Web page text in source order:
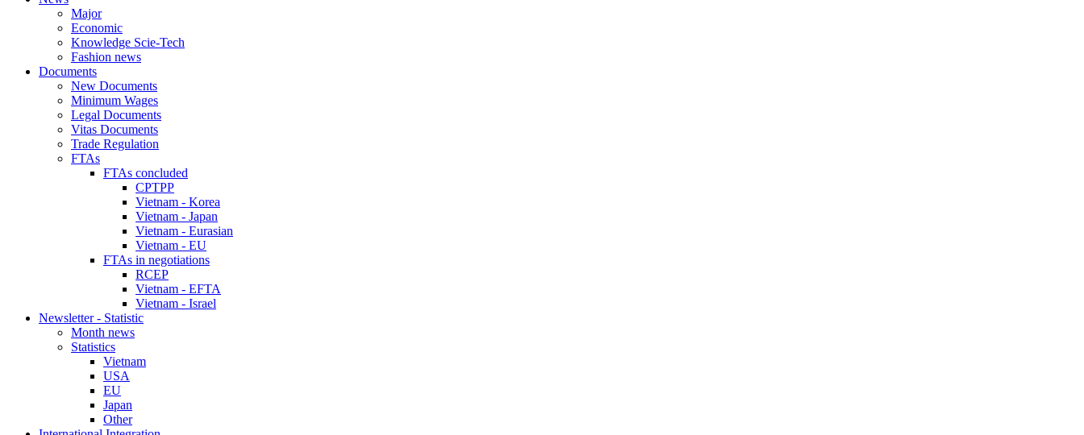
Major
Economic
Knowledge Scie-Tech
Fashion news
Documents
New Documents
Minimum Wages
Legal Documents
Vitas Documents
Trade Regulation
FTAs
FTAs concluded
CPTPP
Vietnam - Korea
Vietnam - Japan
Vietnam - Eurasian
Vietnam - EU
FTAs in negotiations
RCEP
Vietnam - EFTA
Vietnam - Israel
Newsletter - Statistic
Month news
Statistics
Vietnam
USA
EU
Japan
Other